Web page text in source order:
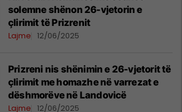
solemne shënon 26-vjetorin e
çlirimit të Prizrenit
Lajme 12/06/2025
Prizreni nis shënimin e 26-vjetorit të
çlirimit me homazhe në varrezat e
dëshmorëve në Landovicë
Lajme 12/06/2025